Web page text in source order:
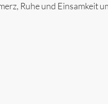
Ruhe und Einsamkeit